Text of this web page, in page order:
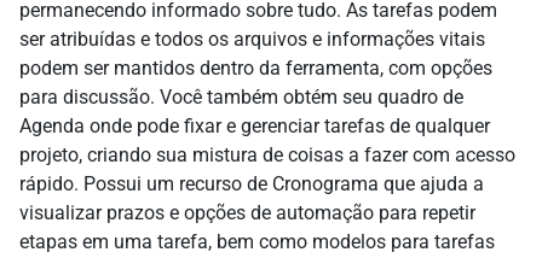
permanecendo informado sobre tudo. As tarefas podem
ser atribuídas e todos os arquivos e informações vitais
podem ser mantidos dentro da ferramenta, com opções
para discussão. Você também obtém seu quadro de
Agenda onde pode fixar e gerenciar tarefas de qualquer
projeto, criando sua mistura de coisas a fazer com acesso
rápido. Possui um recurso de Cronograma que ajuda a
visualizar prazos e opções de automação para repetir
etapas em uma tarefa, bem como modelos para tarefas